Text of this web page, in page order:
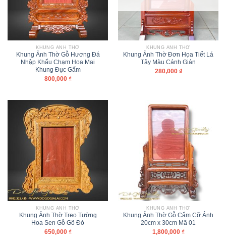
KHUNG ẢNH THỜ
Khung Ảnh Thờ Gỗ Hương Đá
Nhập Khẩu Chạm Hoa Mai
Khung Đục Gấm
800,000 ₫
KHUNG ẢNH THỜ
Khung Ảnh Thờ Đơn Họa Tiết Lá
Tây Màu Cánh Gián
280,000 ₫
KHUNG ẢNH THỜ
Khung Ảnh Thờ Treo Tường
Hoa Sen Gỗ Gõ Đỏ
650,000 ₫
KHUNG ẢNH THỜ
Khung Ảnh Thờ Gỗ Cẩm Cỡ Ảnh
20cm x 30cm Mã 01
1,800,000 ₫